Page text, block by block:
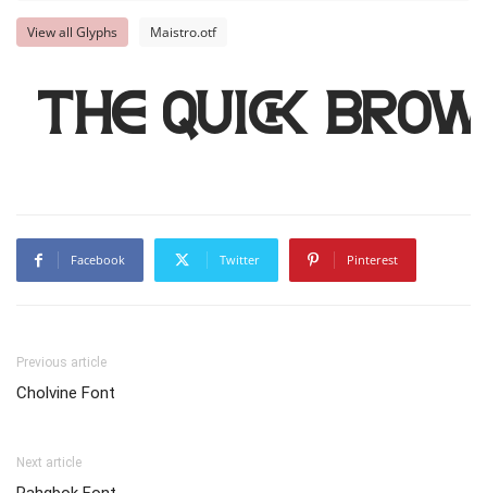
View all Glyphs Maistro.otf
The quick
Facebook Twitter Pinterest
Previous article
Cholvine Font
Next article